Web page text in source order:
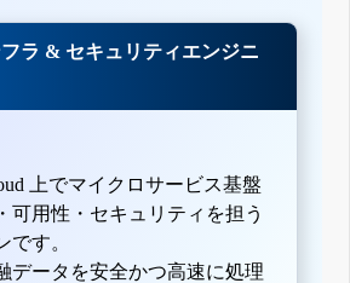
ラ & セキュリティエンジニ
上でマイクロサービス基盤
可用性・セキュリティを担う
です。
データを安全かつ高速に処理